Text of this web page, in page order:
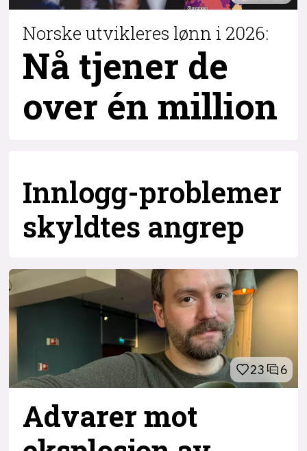
Norske utvikleres lønn i 2026:
Nå tjener de
over én million
Innlogg-problemer
skyldtes angrep
23 6
Advarer mot